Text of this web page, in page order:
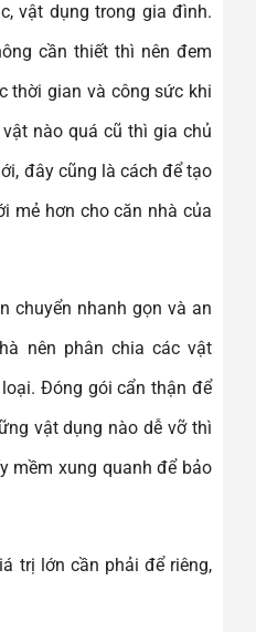
vật dụng trong gia đình.
cần thiết thì nên đem
thời gian và công sức khi
nào quá cũ thì gia chủ
đây cũng là cách để tạo
mẻ hơn cho căn nhà của
chuyển nhanh gọn và an
nên phân chia các vật
Đóng gói cẩn thận để
vật dụng nào dễ vỡ thì
mềm xung quanh để bảo
trị lớn cần phải để riêng,